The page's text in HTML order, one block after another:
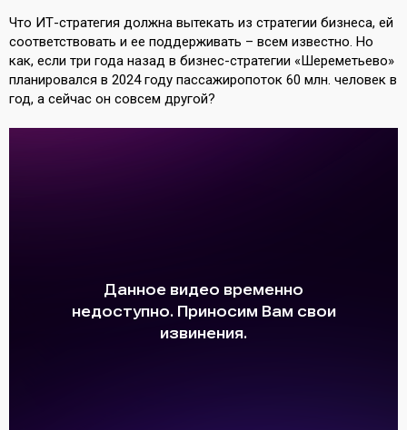
Что ИТ-стратегия должна вытекать из стратегии бизнеса, ей
соответствовать и ее поддерживать – всем известно. Но
как, если три года назад в бизнес-стратегии «Шереметьево»
планировался в 2024 году пассажиропоток 60 млн. человек в
год, а сейчас он совсем другой?